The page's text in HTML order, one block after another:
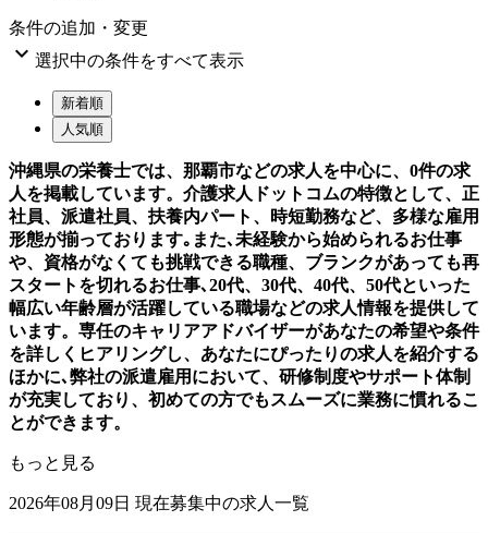
条件の追加・変更
 選択中の条件をすべて表示
新着順
人気順
沖縄県の栄養士では、那覇市などの求人を中心に、0件の求
人を掲載しています。介護求人ドットコムの特徴として、正
社員、派遣社員、扶養内パート、時短勤務など、多様な雇用
形態が揃っております｡また､未経験から始められるお仕事
や、資格がなくても挑戦できる職種、ブランクがあっても再
スタートを切れるお仕事､20代、30代、40代、50代といった
幅広い年齢層が活躍している職場などの求人情報を提供して
います。専任のキャリアアドバイザーがあなたの希望や条件
を詳しくヒアリングし、あなたにぴったりの求人を紹介する
ほかに､弊社の派遣雇用において、研修制度やサポート体制
が充実しており、初めての方でもスムーズに業務に慣れるこ
とができます。
もっと見る
2026年08月09日 現在募集中の求人一覧